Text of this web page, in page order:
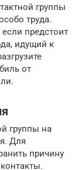
группы
труда.
предстоит
идущий к
от
группы на
Для
причину